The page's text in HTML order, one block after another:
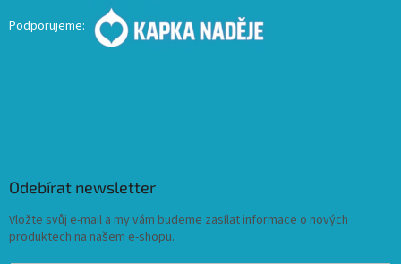
Podporujeme:
Odebírat newsletter
Vložte svůj e-mail a my vám budeme zasílat informace o nových
produktech na našem e-shopu.